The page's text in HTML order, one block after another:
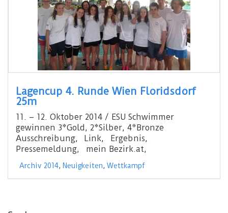
Lagencup 4. Runde Wien Floridsdorf
25m
11. – 12. Oktober 2014 / ESU Schwimmer
gewinnen 3*Gold, 2*Silber, 4*Bronze
Ausschreibung, Link, Ergebnis,
Pressemeldung, mein Bezirk.at,
Archiv 2014, Neuigkeiten, Wettkampf